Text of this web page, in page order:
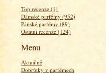
Top recenze (1)
Dámské parfémy (952)
Pánské parfémy (89)
Ostatní recenze (124)
Menu
Aktuálně
Dobrůtky v parfémech